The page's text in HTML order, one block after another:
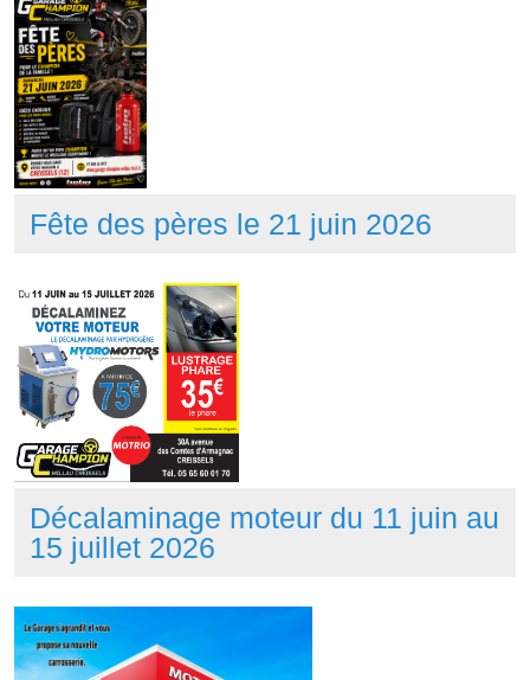
Fête des pères le 21 juin 2026
Décalaminage moteur du 11 juin au
15 juillet 2026